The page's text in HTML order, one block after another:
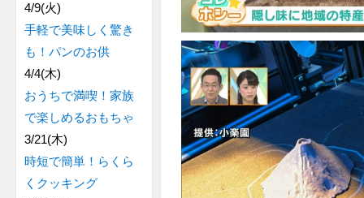
4/9(火)
手軽で美味しく驚き
も！パンのお供
4/4(木)
おうちで満喫！家族
で楽しめるおもちゃ
3/21(木)
時短で簡単！らくら
くクッキング